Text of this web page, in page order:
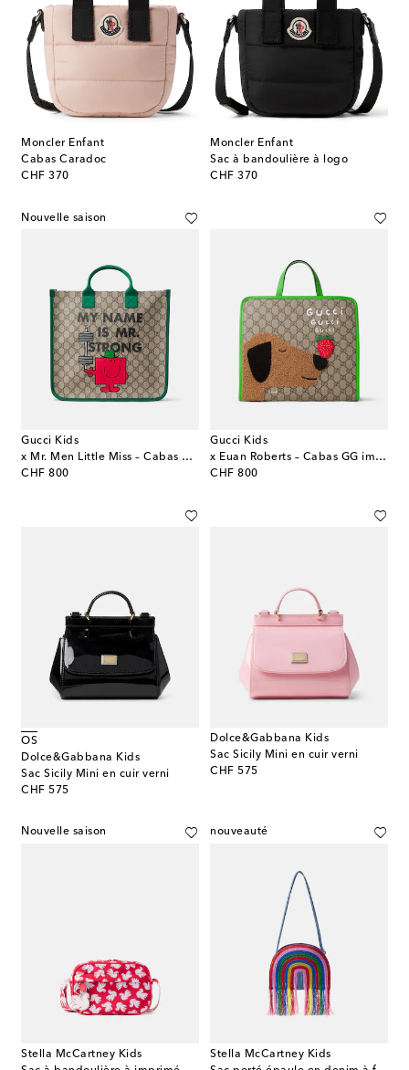
Moncler Enfant
Cabas Caradoc
CHF 370
original price
Moncler Enfant
Sac à bandoulière à logo
CHF 370
original price
Nouvelle saison
Gucci Kids
x Mr. Men Little Miss – Cabas GG en toile
CHF 800
original price
Gucci Kids
x Euan Roberts – Cabas GG imprimé
CHF 800
original price
OS
Dolce&Gabbana Kids
Sac Sicily Mini en cuir verni
CHF 575
original price
Dolce&Gabbana Kids
Sac Sicily Mini en cuir verni
CHF 575
original price
Nouvelle saison
Stella McCartney Kids
nouveauté
Stella McCartney Kids